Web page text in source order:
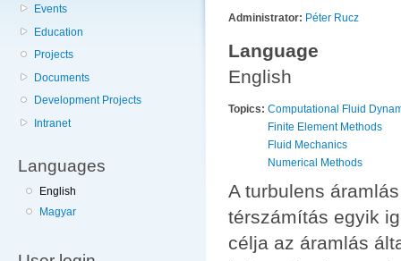
Events
Education
Projects
Documents
Development Projects
Intranet
Languages
English
Magyar
Administrator: Péter Rucz
Language
English
Topics: Computational Fluid
Finite Element Methods
Fluid Mechanics
Numerical Methods
A turbulens
térszámítás egyik
célja az áramlás